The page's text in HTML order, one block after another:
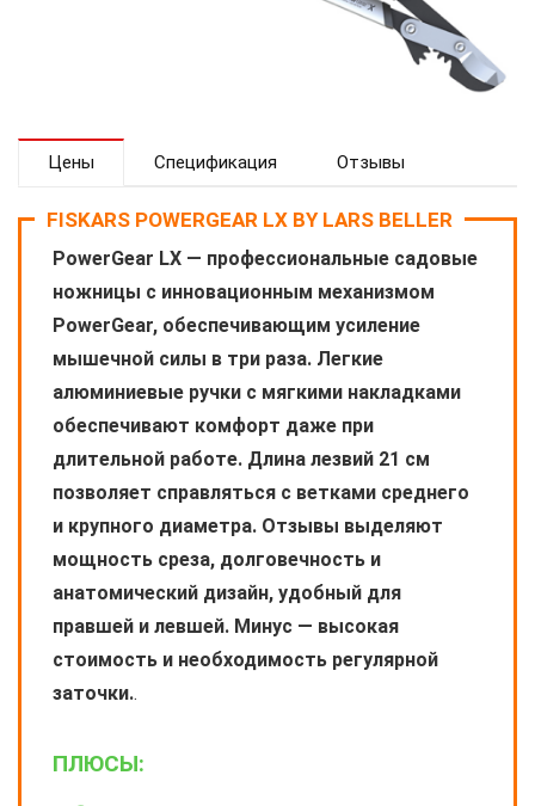
Цены Спецификация Отзывы
FISKARS POWERGEAR LX BY LARS BELLER
PowerGear LX — профессиональные садовые
ножницы с инновационным механизмом
PowerGear, обеспечивающим усиление
мышечной силы в три раза. Легкие
алюминиевые ручки с мягкими накладками
обеспечивают комфорт даже при
длительной работе. Длина лезвий 21 см
позволяет справляться с ветками среднего
и крупного диаметра. Отзывы выделяют
мощность среза, долговечность и
анатомический дизайн, удобный для
правшей и левшей. Минус — высокая
стоимость и необходимость регулярной
заточки..
ПЛЮСЫ: